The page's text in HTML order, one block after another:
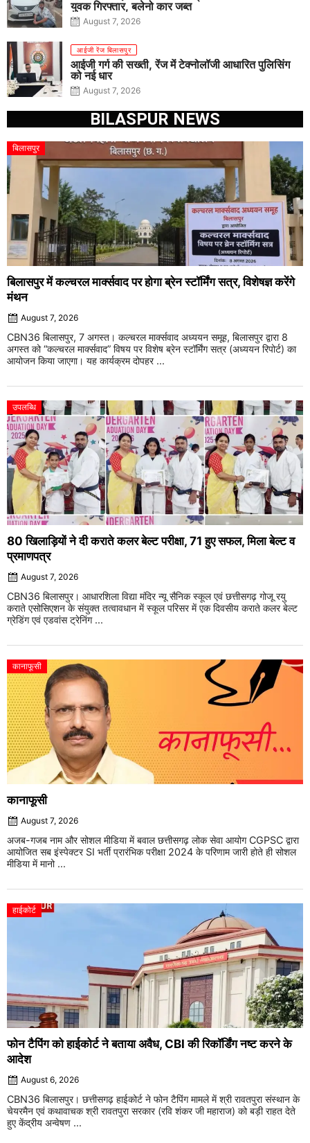
युवक गिरफ्तार, बलेनो कार जब्त
August 7, 2026
आईजी रेंज बिलासपुर
आईजी गर्ग की सख्ती, रेंज में टेक्नोलॉजी आधारित पुलिसिंग
को नई धार
August 7, 2026
BILASPUR NEWS
बिलासपुर
बिलासपुर में कल्चरल मार्क्सवाद पर होगा ब्रेन स्टॉर्मिंग सत्र, विशेषज्ञ करेंगे
मंथन
August 7, 2026
CBN36 बिलासपुर, 7 अगस्त। कल्चरल मार्क्सवाद अध्ययन समूह, बिलासपुर द्वारा 8
अगस्त को “कल्चरल मार्क्सवाद” विषय पर विशेष ब्रेन स्टॉर्मिंग सत्र (अध्ययन रिपोर्ट) का
आयोजन किया जाएगा। यह कार्यक्रम दोपहर ...
उपलब्धि
80 खिलाड़ियों ने दी कराते कलर बेल्ट परीक्षा, 71 हुए सफल, मिला बेल्ट व
प्रमाणपत्र
August 7, 2026
CBN36 बिलासपुर। आधारशिला विद्या मंदिर न्यू सैनिक स्कूल एवं छत्तीसगढ़ गोजू रयु
कराते एसोसिएशन के संयुक्त तत्वावधान में स्कूल परिसर में एक दिवसीय कराते कलर बेल्ट
ग्रेडिंग एवं एडवांस ट्रेनिंग ...
कानाफूसी
कानाफूसी
August 7, 2026
अजब-गजब नाम और सोशल मीडिया में बवाल छत्तीसगढ़ लोक सेवा आयोग CGPSC द्वारा
आयोजित सब इंस्पेक्टर SI भर्ती प्रारंभिक परीक्षा 2024 के परिणाम जारी होते ही सोशल
मीडिया में मानो ...
हाईकोर्ट
फोन टैपिंग को हाईकोर्ट ने बताया अवैध, CBI की रिकॉर्डिंग नष्ट करने के
आदेश
August 6, 2026
CBN36 बिलासपुर। छत्तीसगढ़ हाईकोर्ट ने फोन टैपिंग मामले में श्री रावतपुरा संस्थान के
चेयरमैन एवं कथावाचक श्री रावतपुरा सरकार (रवि शंकर जी महाराज) को बड़ी राहत देते
हुए केंद्रीय अन्वेषण ...